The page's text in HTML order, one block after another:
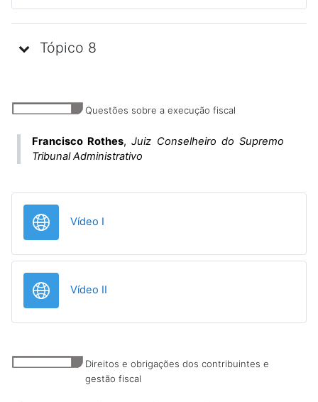
Tópico 8
Questões sobre a execução fiscal
Francisco Rothes,Juiz Conselheiro do Supremo
Tribunal Administrativo
Vídeo I
Vídeo II
Direitos e obrigações dos contribuintes e
gestão fiscal